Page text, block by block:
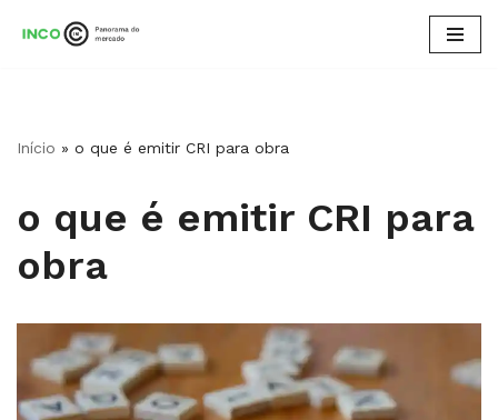
conteúdo
Início » o que é emitir CRI para obra
o que é emitir CRI para
obra